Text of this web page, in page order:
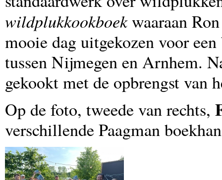
wildplukkookboekwaaraan
mooie dag uitgekozen voor een
tussen Nijmegen en Arnhem.
gekookt met de opbrengst van
Op de foto, tweede van rechts,
verschillende Paagman